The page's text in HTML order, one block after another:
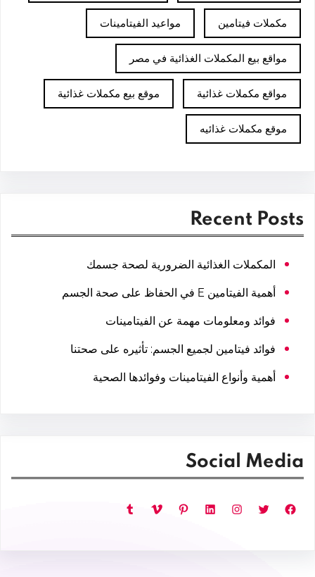
مكملات فيتامين مواعيد الفيتامينات
مواقع بيع المكملات الغذائية في مصر
مواقع مكملات غذائية موقع بيع مكملات غذائية
موقع مكملات غذائيه
Recent Posts
المكملات الغذائية الضرورية لصحة جسمك
أهمية الفيتامين E في الحفاظ على صحة الجسم
فوائد ومعلومات مهمة عن الفيتامينات
فوائد فيتامين لجميع الجسم: تأثيره على صحتنا
أهمية وأنواع الفيتامينات وفوائدها الصحية
Social Media
فيسبوك تويتر إنستجرام لينكد إن بينتريست فيميو تمبلر